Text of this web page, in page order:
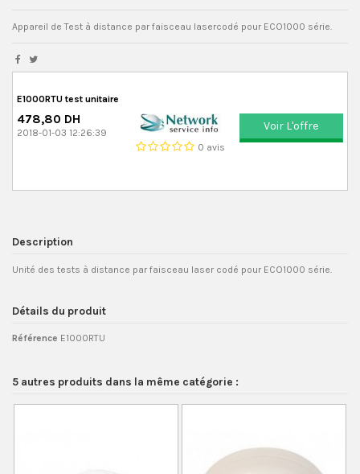
Appareil de Test à distance par faisceau lasercodé pour ECO1000 série.
E1000RTU test unitaire
478,80 DH
2018-01-03 12:26:39
0 avis
Voir L'offre
Description
Unité des tests à distance par faisceau laser codé pour ECO1000 série.
Détails du produit
Référence E1000RTU
5 autres produits dans la même catégorie :